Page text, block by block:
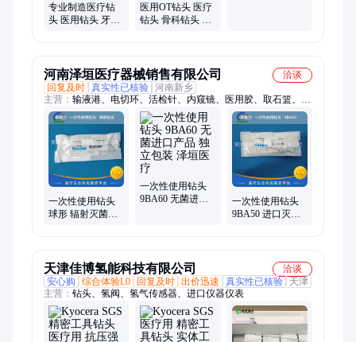
专业制造医疗钻
头 医用钻头 牙科
医用OT钻头 医疗
钻头 骨科钻头 医
河南泽垣医疗器械销售有限公司
洽谈
回复及时 真实性已核验 河南新乡
主营： 输液港、电切环、活检针、内窥镜、医用胶、取石篮、喂
养泵、三通阀、血管鞘、护理包、穿刺针、结扎夹、吻合器、动
脉采血器、爱惜康缝合线、中心静脉导管、疝修补补片、透析导
管、引流穿刺导管、麻醉气管插管、脑电传感器、球囊导管、神
经导丝、胆道支架、医美缝线
一次性使用钻头
球形 辐射灭菌进
一次性使用钻头
9BA60 无菌进口
一次性使用钻头
9BA50 进口灭菌
天津佳博氢能科技有限公司
洽谈
安心购
综合体验L0 回复及时 出价迅速 真实性已核验
天津
主营： 钻头、氢阀、氢气传感器、进口仪器仪表